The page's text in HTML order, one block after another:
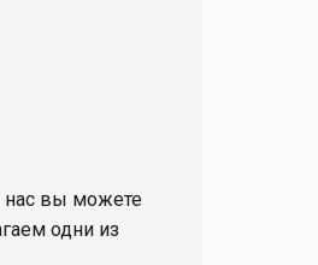
нас вы можете
одни из